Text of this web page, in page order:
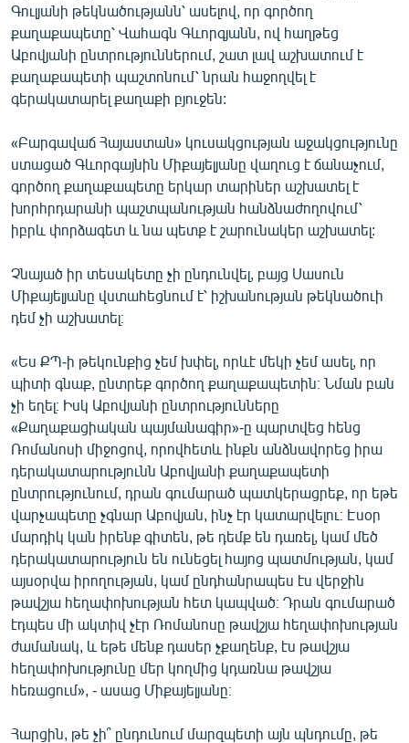
«Ազատության» բոլոր կայքերը
Գուլյանի թեկնածությանն՝ ասելով, որ գործող
քաղաքապետը՝ Վահագն Գևորգյանն, ով հաղթեց
Աբովյանի ընտրություններում, շատ լավ աշխատում է
քաղաքապետի պաշտոնում՝ նրան հաջողվել է
գերակատարել քաղաքի բյուջեն:
«Բարգավաճ Հայաստան» կուսակցության աջակցությունը
ստացած Գևորգայնին Միքայելյանը վաղուց է ճանաչում,
գործող քաղաքապետը երկար տարիներ աշխատել է
խորհրդարանի պաշտպանության հանձնաժողովում՝
իբրև փորձագետ և նա պետք է շարունակեր աշխատել:
Չնայած իր տեսակետը չի ընդունվել, բայց Սասուն
Միքայելյանը վստահեցնում է՝ իշխանության թեկնածուի
դեմ չի աշխատել։
«Ես ՔՊ-ի թեկունքից չեմ խփել, որևէ մեկի չեմ ասել, որ
պիտի գնաք, ընտրեք գործող քաղաքապետին։ Նման բան
չի եղել։ Իսկ Աբովյանի ընտրությունները
«Քաղաքացիական պայմանագիր»-ը պարտվեց հենց
Ռոմանոսի միջոցով, որովհետև ինքն անձնավորեց իրա
դերակատարությունն Աբովյանի քաղաքապետի
ընտրությունում, դրան գումարած պատկերացրեք, որ եթե
վարչապետը չգնար Աբովյան, ինչ էր կատարվելու։ Էսօր
մարդիկ կան իրենք գիտեն, թե դեմք են դառել, կամ մեծ
դերակատարություն են ունեցել հայոց պատմության, կամ
այսօրվա իրողության, կամ ընդհանրապես էս վերջին
թավշյա հեղափոխության հետ կապված։ Դրան գումարած
էդպես մի ակտիվ չէր Ռոմանոսը թավշյա հեղափոխության
ժամանակ, և եթե մենք դասեր չքաղենք, էս թավշյա
հեղափոխությունը մեր կողմից կդառնա թավշյա
հեռացում», - ասաց Միքայելյանը։
Հարցին, թե չի՞ ընդունում մարզպետի այն պնդումը, թե